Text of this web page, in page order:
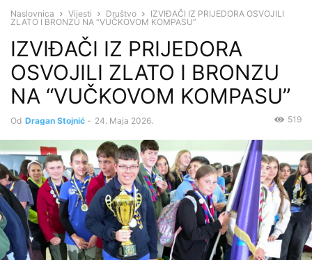
Naslovnica Vijesti Društvo
IZVIĐAČI IZ PRIJEDORA OSVOJILI
ZLATO I BRONZU NA “VUČKOVOM KOMPASU”
IZVIĐAČI IZ PRIJEDORA
OSVOJILI ZLATO I BRONZU
NA “VUČKOVOM KOMPASU”
Od Dragan Stojnić - 24. Maja 2026. 519